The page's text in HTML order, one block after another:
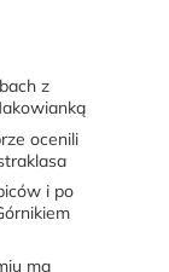
z
ocenili
i po
ma